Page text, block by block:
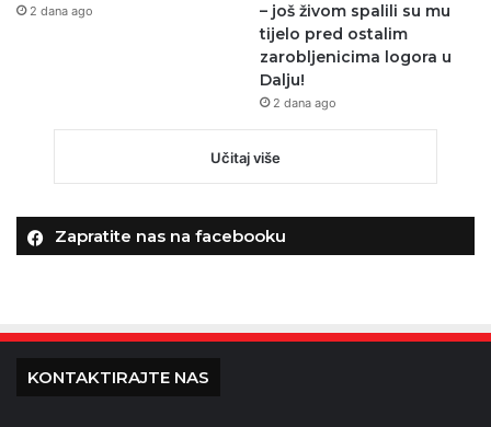
2 dana ago
– još živom spalili su mu
tijelo pred ostalim
zarobljenicima logora u
Dalju!
2 dana ago
Učitaj više
Zapratite nas na facebooku
KONTAKTIRAJTE NAS